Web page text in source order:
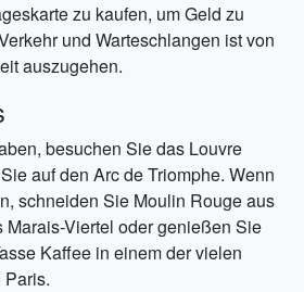
zu kaufen, um Geld zu
und Warteschlangen ist von
auszugehen.
besuchen Sie das Louvre
auf den Arc de Triomphe. Wenn
schneiden Sie Moulin Rouge aus
Marais-Viertel oder genießen Sie
Kaffee in einem der vielen